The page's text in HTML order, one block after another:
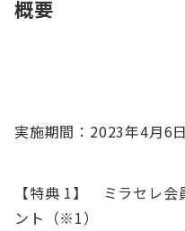
概要
実施期間：2023年4月6
【特典 1】 ミラセレ会
ント（※1）